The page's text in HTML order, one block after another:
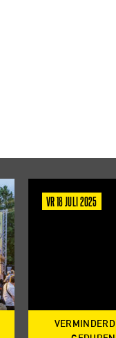
VR 18 JULI 2025